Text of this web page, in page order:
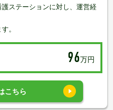
ステーションに対し、運営経
。
96万円
こちら